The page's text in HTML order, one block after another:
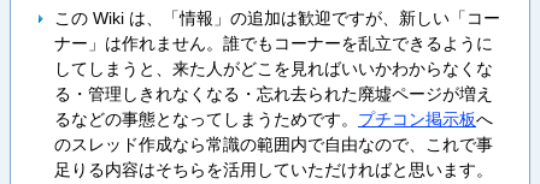
この Wiki は、「情報」の追加は歓迎ですが、新しい「コー
ナー」は作れません。誰でもコーナーを乱立できるように
してしまうと、来た人がどこを見ればいいかわからなくな
る・管理しきれなくなる・忘れ去られた廃墟ページが増え
るなどの事態となってしまうためです。 プチコン掲示板へ
のスレッド作成なら常識の範囲内で自由なので、これで事
足りる内容はそちらを活用していただければと思います。